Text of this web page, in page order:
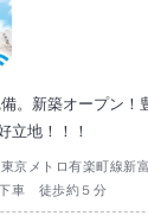
。新築オープン！
立地！！！
東京メトロ有楽町線
下車 徒歩約５分